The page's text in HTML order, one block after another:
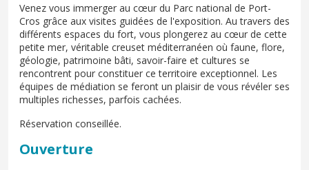
Venez vous immerger au cœur du Parc national de Port-
Cros grâce aux visites guidées de l'exposition. Au travers des
différents espaces du fort, vous plongerez au cœur de cette
petite mer, véritable creuset méditerranéen où faune, flore,
géologie, patrimoine bâti, savoir-faire et cultures se
rencontrent pour constituer ce territoire exceptionnel. Les
équipes de médiation se feront un plaisir de vous révéler ses
multiples richesses, parfois cachées.
Réservation conseillée.
Ouverture